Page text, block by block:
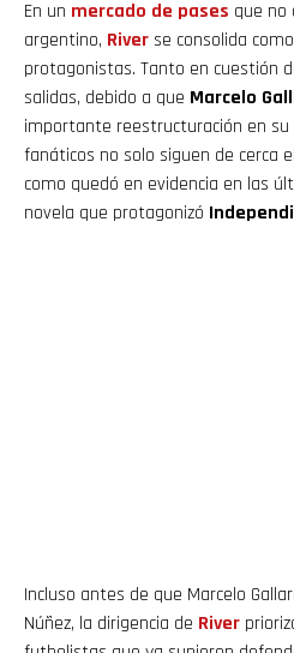
En un mercado de pases que no
argentino, Riverse consolida
protagonistas. Tanto en cuestión
salidas, debido a que Marcelo
importante reestructuración en
fanáticos no solo siguen de cerca
como quedó en evidencia en las
novela que protagonizó
Incluso antes de que Marcelo
Núñez, la dirigencia de River